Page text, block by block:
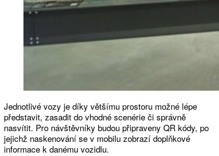
Jednotlivé vozy je díky většímu prostoru možné lépe
představit, zasadit do vhodné scenérie či správně
nasvítit. Pro návštěvníky budou připraveny QR kódy, po
jejichž naskenování se v mobilu zobrazí doplňkové
informace k danému vozidlu.